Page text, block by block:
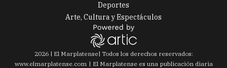
Deportes
Arte, Cultura y Espectáculos
2026| El Marplatense| Todos los derechos reservados:
www.elmarplatense.com El Marplatense es una publicación diaria